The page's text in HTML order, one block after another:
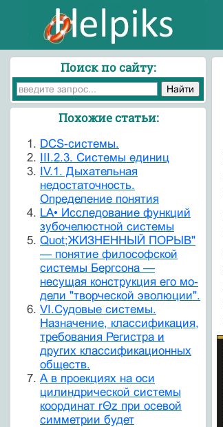
Поиск по сайту:
Похожие статьи:
DCS-системы.
III.2.3. Системы единиц
IV.1. Дыхательная
недостаточность.
Определение понятия
LA• Исследование функций
зубочелюстной системы
Quot;ЖИЗНЕННЫЙ ПОРЫВ"
— понятие философ­ской
системы Бергсона —
несущая конструкция его мо­
дели "творческой эволюции".
VI.Судовые системы.
Назначение, классификация,
требования Регистра и
других классификационных
обществ.
А в проекциях на оси
цилиндрической системы
координат rΘz при осевой
симметрии будет